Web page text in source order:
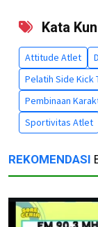
Kata
Attitude Atlet
Pelatih Side Kick
Pembinaan
Sportivitas Atlet
REKOMENDASI